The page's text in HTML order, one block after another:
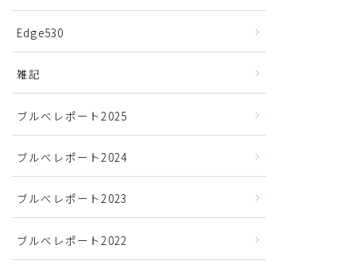
Edge530
雑記
ブルべレポート2025
ブルべレポート2024
ブルべレポート2023
ブルベレポート2022